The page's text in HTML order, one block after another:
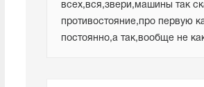
всех,вся,звери,машины так
противостояние,про первую
постоянно,а так,вообще не